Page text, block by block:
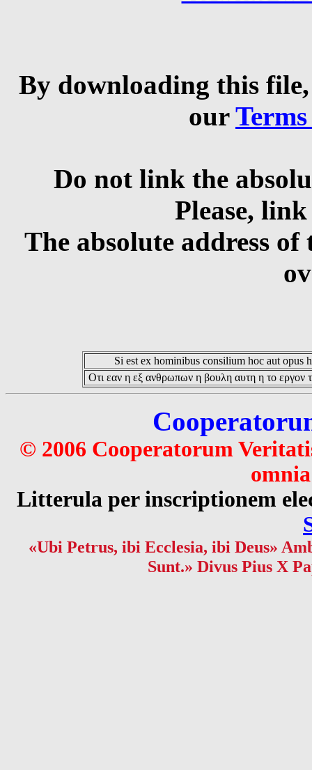
By downloading this
our
Do not link the
Please,
The absolute address
Si est ex hominibus consilium hoc aut opus
Οτι εαν η εξ ανθρωπων η βουλη αυτη η το εργον
© 2006 Cooperatorum
Litterula per inscriptionem
«Ubi Petrus, ibi Ecclesia, ibi Deus»
Sunt.» Divus Pius X